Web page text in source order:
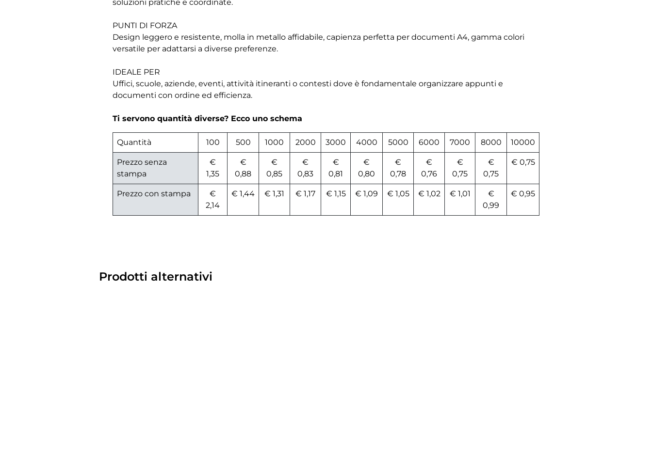
soluzioni pratiche e coordinate.
PUNTI DI FORZA
Design leggero e resistente, molla in metallo affidabile, capienza perfetta per documenti A4, gamma colori
versatile per adattarsi a diverse preferenze.
IDEALE PER
Uffici, scuole, aziende, eventi, attività itineranti o contesti dove è fondamentale organizzare appunti e
documenti con ordine ed efficienza.
Ti servono quantità diverse? Ecco uno schema
Quantità 100 500 1000 2000 3000 4000 5000 6000 7000 8000 10000
Prezzo senza
stampa
€
1,35
€
0,88
€
0,85
€
0,83
€
0,81
€
0,80
€
0,78
€
0,76
€
0,75
€
0,75
€ 0,75
Prezzo con stampa
€
2,14
€ 1,44 € 1,31 € 1,17 € 1,15 € 1,09 € 1,05 € 1,02 € 1,01
€
0,99
€ 0,95
Prodotti alternativi